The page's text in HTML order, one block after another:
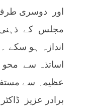
اور دوسری
مجلس کے ذہنی
اندازہ ہو سکے
اساتذہ سے
عظیمہ سے
برادر عزیز